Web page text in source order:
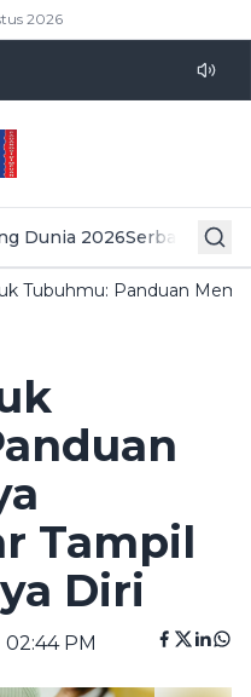
2026
Dunia 2026Serba Serbi
Tubuhmu: Panduan
Tampil
Diri
02:44 PM